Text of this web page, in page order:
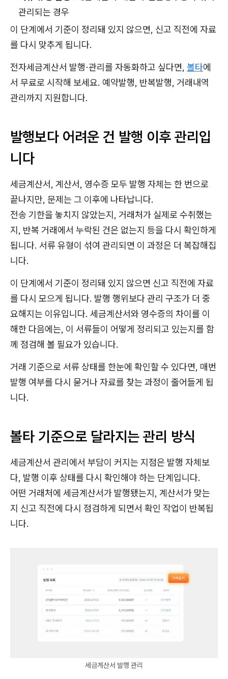
관리되는 경우
이 단계에서 기준이 정리돼 있지 않으면, 신고 직전에 자료
를 다시 맞추게 됩니다.
전자세금계산서 발행·관리를 자동화하고 싶다면, 볼타에
서 무료로 시작해 보세요. 예약발행, 반복발행, 거래내역
관리까지 지원합니다.
발행보다 어려운 건 발행 이후 관리입
니다
세금계산서, 계산서, 영수증 모두 발행 자체는 한 번으로
끝나지만, 문제는 그 이후에 나타납니다.
전송 기한을 놓치지 않았는지, 거래처가 실제로 수취했는
지, 반복 거래에서 누락된 건은 없는지 등을 다시 확인하게
됩니다. 서류 유형이 섞여 관리되면 이 과정은 더 복잡해집
니다.
이 단계에서 기준이 정리돼 있지 않으면 신고 직전에 자료
를 다시 모으게 됩니다. 발행 행위보다 관리 구조가 더 중
요해지는 이유입니다. 세금계산서와 영수증의 차이를 이
해한 다음에는, 이 서류들이 어떻게 정리되고 있는지를 함
께 점검해 볼 필요가 있습니다.
거래 기준으로 서류 상태를 한눈에 확인할 수 있다면, 매번
발행 여부를 다시 묻거나 자료를 찾는 과정이 줄어들게 됩
니다.
볼타 기준으로 달라지는 관리 방식
세금계산서 관리에서 부담이 커지는 지점은 발행 자체보
다, 발행 이후 상태를 다시 확인해야 하는 단계입니다.
어떤 거래처에 세금계산서가 발행됐는지, 계산서가 맞는
지 신고 직전에 다시 점검하게 되면서 확인 작업이 반복됩
니다.
세금계산서 발행 관리